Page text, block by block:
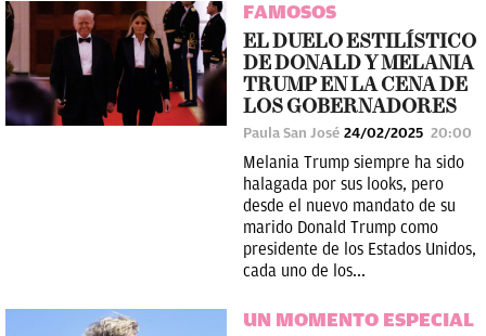
FAMOSOS
EL DUELO ESTILÍSTICO
DE DONALD Y MELANIA
TRUMP EN LA CENA DE
LOS GOBERNADORES
Paula San José 24/02/2025 20:00
Melania Trump siempre ha sido
halagada por sus looks, pero
desde el nuevo mandato de su
marido Donald Trump como
presidente de los Estados Unidos,
cada uno de los...
UN MOMENTO ESPECIAL